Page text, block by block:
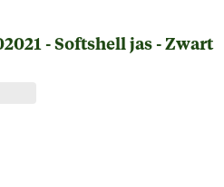
- Softshell jas - Zwart